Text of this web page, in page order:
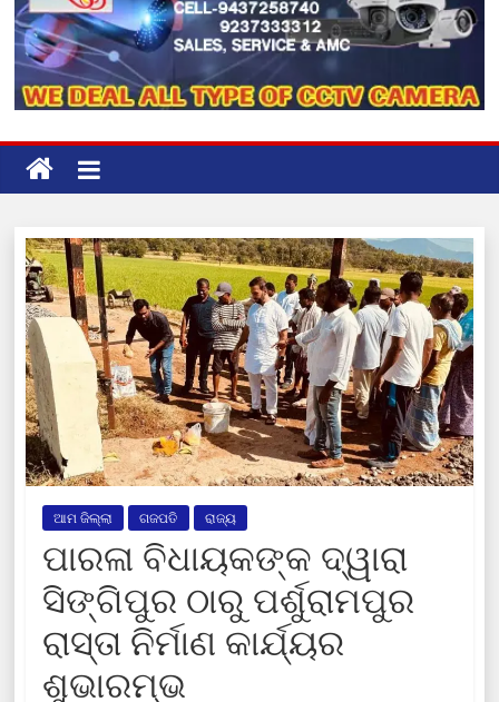
ଆମ ଜିଲ୍ଲା ଗଜପତି ରାଜ୍ୟ
ପାରଳା ବିଧାୟକଙ୍କ ଦ୍ୱାରା
ସିଙ୍ଗିପୁର ଠାରୁ ପର୍ଶୁରାମପୁର
ରାସ୍ତା ନିର୍ମାଣ କାର୍ଯ୍ୟର
ଶୁଭାରମ୍ଭ